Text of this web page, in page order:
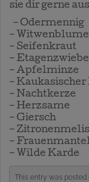
sie dir gerne
– Odermennig
– Witwenblume
– Seifenkraut
–
– Apfelminze
–
– Nachtkerze
– Herzsame
– Giersch
–
–
– Wilde Karde
This entry was posted